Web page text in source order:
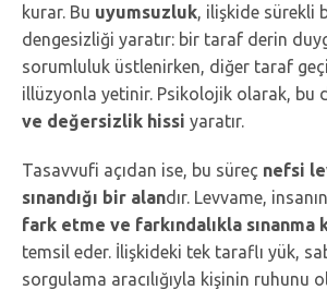
kurar. Bu uyumsuzluk, ilişkide sürekli
dengesizliği yaratır: bir taraf derin
sorumluluk üstlenirken, diğer taraf
illüzyonla yetinir. Psikolojik olarak, bu
ve değersizlik hissi yaratır.
Tasavvufi açıdan ise, bu süreç nefsi
sınandığı bir alandır. Levvame, insanın
fark etme ve farkındalıkla sınanma
temsil eder. İlişkideki tek taraflı yük,
sorgulama aracılığıyla kişinin ruhunu